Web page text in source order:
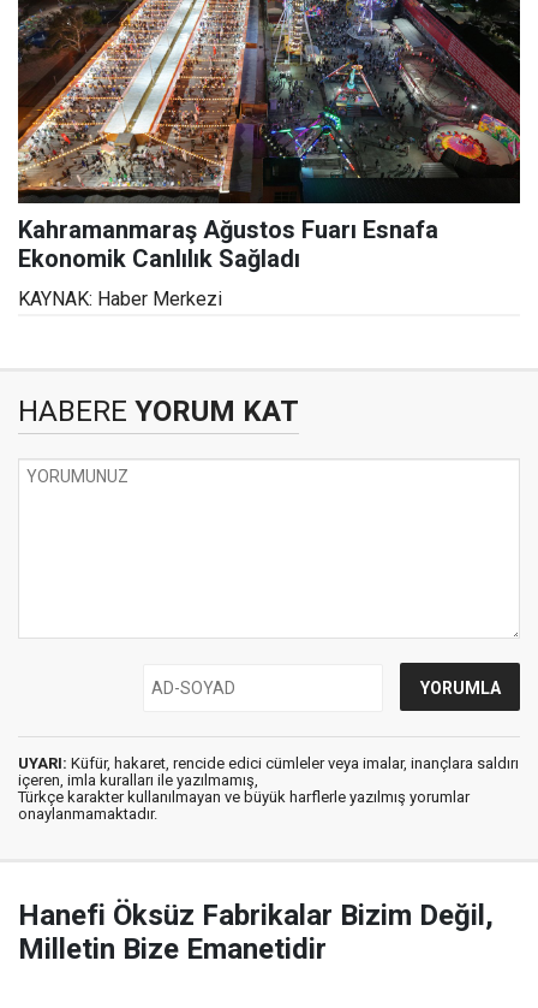
Kahramanmaraş Ağustos Fuarı Esnafa
Ekonomik Canlılık Sağladı
KAYNAK: Haber Merkezi
HABERE YORUM KAT
UYARI: Küfür, hakaret, rencide edici cümleler veya imalar, inançlara saldırı
içeren, imla kuralları ile yazılmamış,
Türkçe karakter kullanılmayan ve büyük harflerle yazılmış yorumlar
onaylanmamaktadır.
Hanefi Öksüz Fabrikalar Bizim Değil,
Milletin Bize Emanetidir